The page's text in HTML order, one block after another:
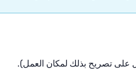
).